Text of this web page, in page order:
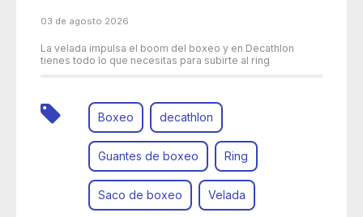
03 de agosto 2026
La velada impulsa el boom del boxeo y en Decathlon
tienes todo lo que necesitas para subirte al ring
Boxeo decathlon
Guantes de boxeo Ring
Saco de boxeo Velada